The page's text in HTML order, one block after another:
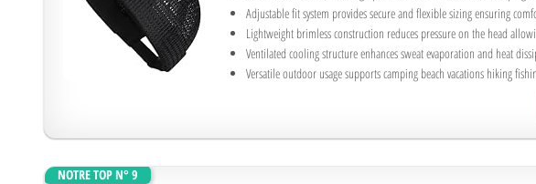
Adjustable fit system provides secure and flexible sizing ensuring
Lightweight brimless construction reduces pressure on the head
Ventilated cooling structure enhances sweat evaporation and heat
Versatile outdoor usage supports camping beach vacations hiking
NOTRE TOP N° 9